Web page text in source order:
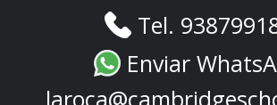
Tel.
Enviar